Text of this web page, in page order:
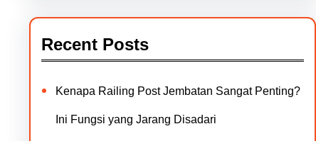
Recent Posts
Kenapa Railing Post Jembatan Sangat Penting?
Ini Fungsi yang Jarang Disadari